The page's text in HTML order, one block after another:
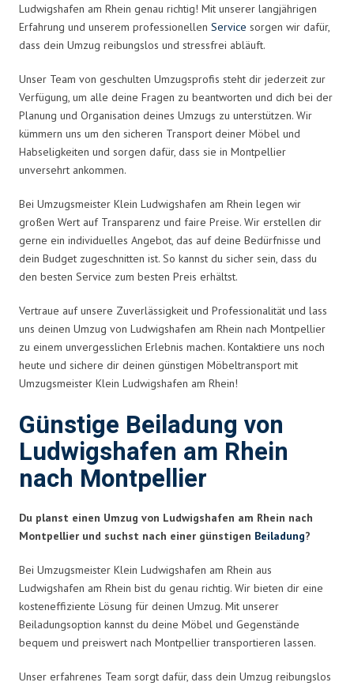
Ludwigshafen am Rhein genau richtig! Mit unserer langjährigen
Erfahrung und unserem professionellen Service sorgen wir dafür,
dass dein Umzug reibungslos und stressfrei abläuft.
Unser Team von geschulten Umzugsprofis steht dir jederzeit zur
Verfügung, um alle deine Fragen zu beantworten und dich bei der
Planung und Organisation deines Umzugs zu unterstützen. Wir
kümmern uns um den sicheren Transport deiner Möbel und
Habseligkeiten und sorgen dafür, dass sie in Montpellier
unversehrt ankommen.
Bei Umzugsmeister Klein Ludwigshafen am Rhein legen wir
großen Wert auf Transparenz und faire Preise. Wir erstellen dir
gerne ein individuelles Angebot, das auf deine Bedürfnisse und
dein Budget zugeschnitten ist. So kannst du sicher sein, dass du
den besten Service zum besten Preis erhältst.
Vertraue auf unsere Zuverlässigkeit und Professionalität und lass
uns deinen Umzug von Ludwigshafen am Rhein nach Montpellier
zu einem unvergesslichen Erlebnis machen. Kontaktiere uns noch
heute und sichere dir deinen günstigen Möbeltransport mit
Umzugsmeister Klein Ludwigshafen am Rhein!
Günstige Beiladung von
Ludwigshafen am Rhein
nach Montpellier
Du planst einen Umzug von Ludwigshafen am Rhein nach
Montpellier und suchst nach einer günstigen Beiladung?
Bei Umzugsmeister Klein Ludwigshafen am Rhein aus
Ludwigshafen am Rhein bist du genau richtig. Wir bieten dir eine
kosteneffiziente Lösung für deinen Umzug. Mit unserer
Beiladungsoption kannst du deine Möbel und Gegenstände
bequem und preiswert nach Montpellier transportieren lassen.
Unser erfahrenes Team sorgt dafür, dass dein Umzug reibungslos